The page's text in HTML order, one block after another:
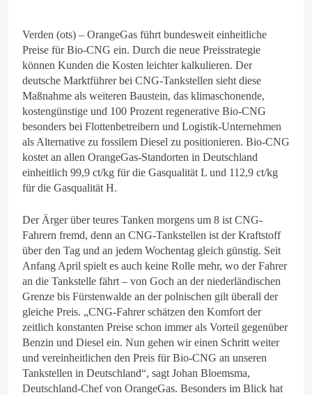
Verden (ots) – OrangeGas führt bundesweit einheitliche
Preise für Bio-CNG ein. Durch die neue Preisstrategie
können Kunden die Kosten leichter kalkulieren. Der
deutsche Marktführer bei CNG-Tankstellen sieht diese
Maßnahme als weiteren Baustein, das klimaschonende,
kostengünstige und 100 Prozent regenerative Bio-CNG
besonders bei Flottenbetreibern und Logistik-Unternehmen
als Alternative zu fossilem Diesel zu positionieren. Bio-CNG
kostet an allen OrangeGas-Standorten in Deutschland
einheitlich 99,9 ct/kg für die Gasqualität L und 112,9 ct/kg
für die Gasqualität H.
Der Ärger über teures Tanken morgens um 8 ist CNG-
Fahrern fremd, denn an CNG-Tankstellen ist der Kraftstoff
über den Tag und an jedem Wochentag gleich günstig. Seit
Anfang April spielt es auch keine Rolle mehr, wo der Fahrer
an die Tankstelle fährt – von Goch an der niederländischen
Grenze bis Fürstenwalde an der polnischen gilt überall der
gleiche Preis. „CNG-Fahrer schätzen den Komfort der
zeitlich konstanten Preise schon immer als Vorteil gegenüber
Benzin und Diesel ein. Nun gehen wir einen Schritt weiter
und vereinheitlichen den Preis für Bio-CNG an unseren
Tankstellen in Deutschland“, sagt Johan Bloemsma,
Deutschland-Chef von OrangeGas. Besonders im Blick hat